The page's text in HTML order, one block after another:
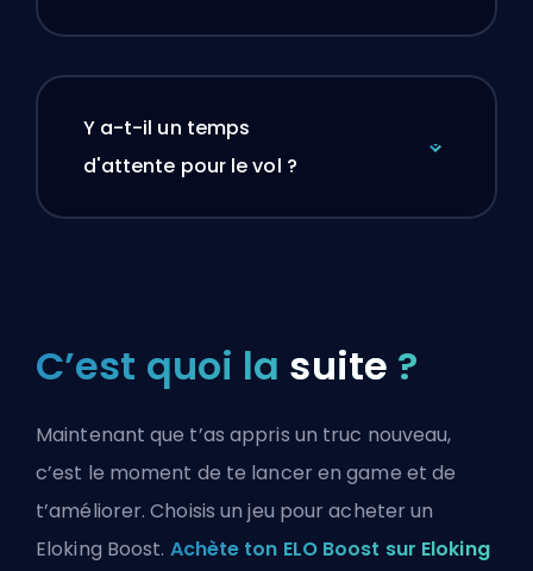
Y a-t-il un temps
d'attente pour le vol ?
C’est quoi la suite ?
Maintenant que t’as appris un truc nouveau,
c’est le moment de te lancer en game et de
t’améliorer. Choisis un jeu pour acheter un
Eloking Boost. Achète ton ELO Boost sur Eloking